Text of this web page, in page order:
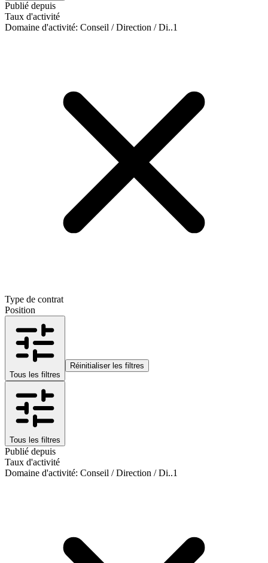
Publié depuis
Taux d'activité
Domaine d'activité: Conseil / Direction / Di..1
Type de contrat
Position
Tous les filtres
Réinitialiser les filtres
Tous les filtres
Publié depuis
Taux d'activité
Domaine d'activité: Conseil / Direction / Di..1